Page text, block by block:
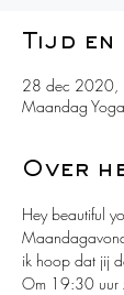
Tijd
28 dec
Maandag
Over
Hey beautiful
ik hoop dat jij
Om 19:30 uur